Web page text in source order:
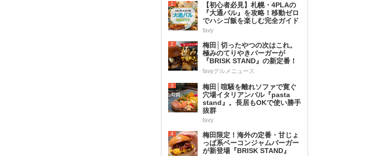
1
【初心者必見】札幌・4PLAの
『大通バル』を攻略！移動ゼロ
でハシゴ飯を楽しむ完全ガイド
favy
2
梅田│切ったやつの次はこれ。
極みのてりやきバーガーが
『BRISK STAND』の新定番！
favyグルメニュース
3
梅田│喧騒を離れソファで寛ぐ
穴場イタリアンバル『pasta
stand』。長居もOKで使い勝手
抜群
favy
4
梅田限定！海外の定番・甘じょ
っぱ系ベーコンジャムバーガー
が新登場『BRISK STAND』